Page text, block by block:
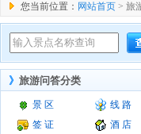
您当前位置： 网站首页 > 旅
》 旅游问答分类
景 区
线 路
签 证
酒 店